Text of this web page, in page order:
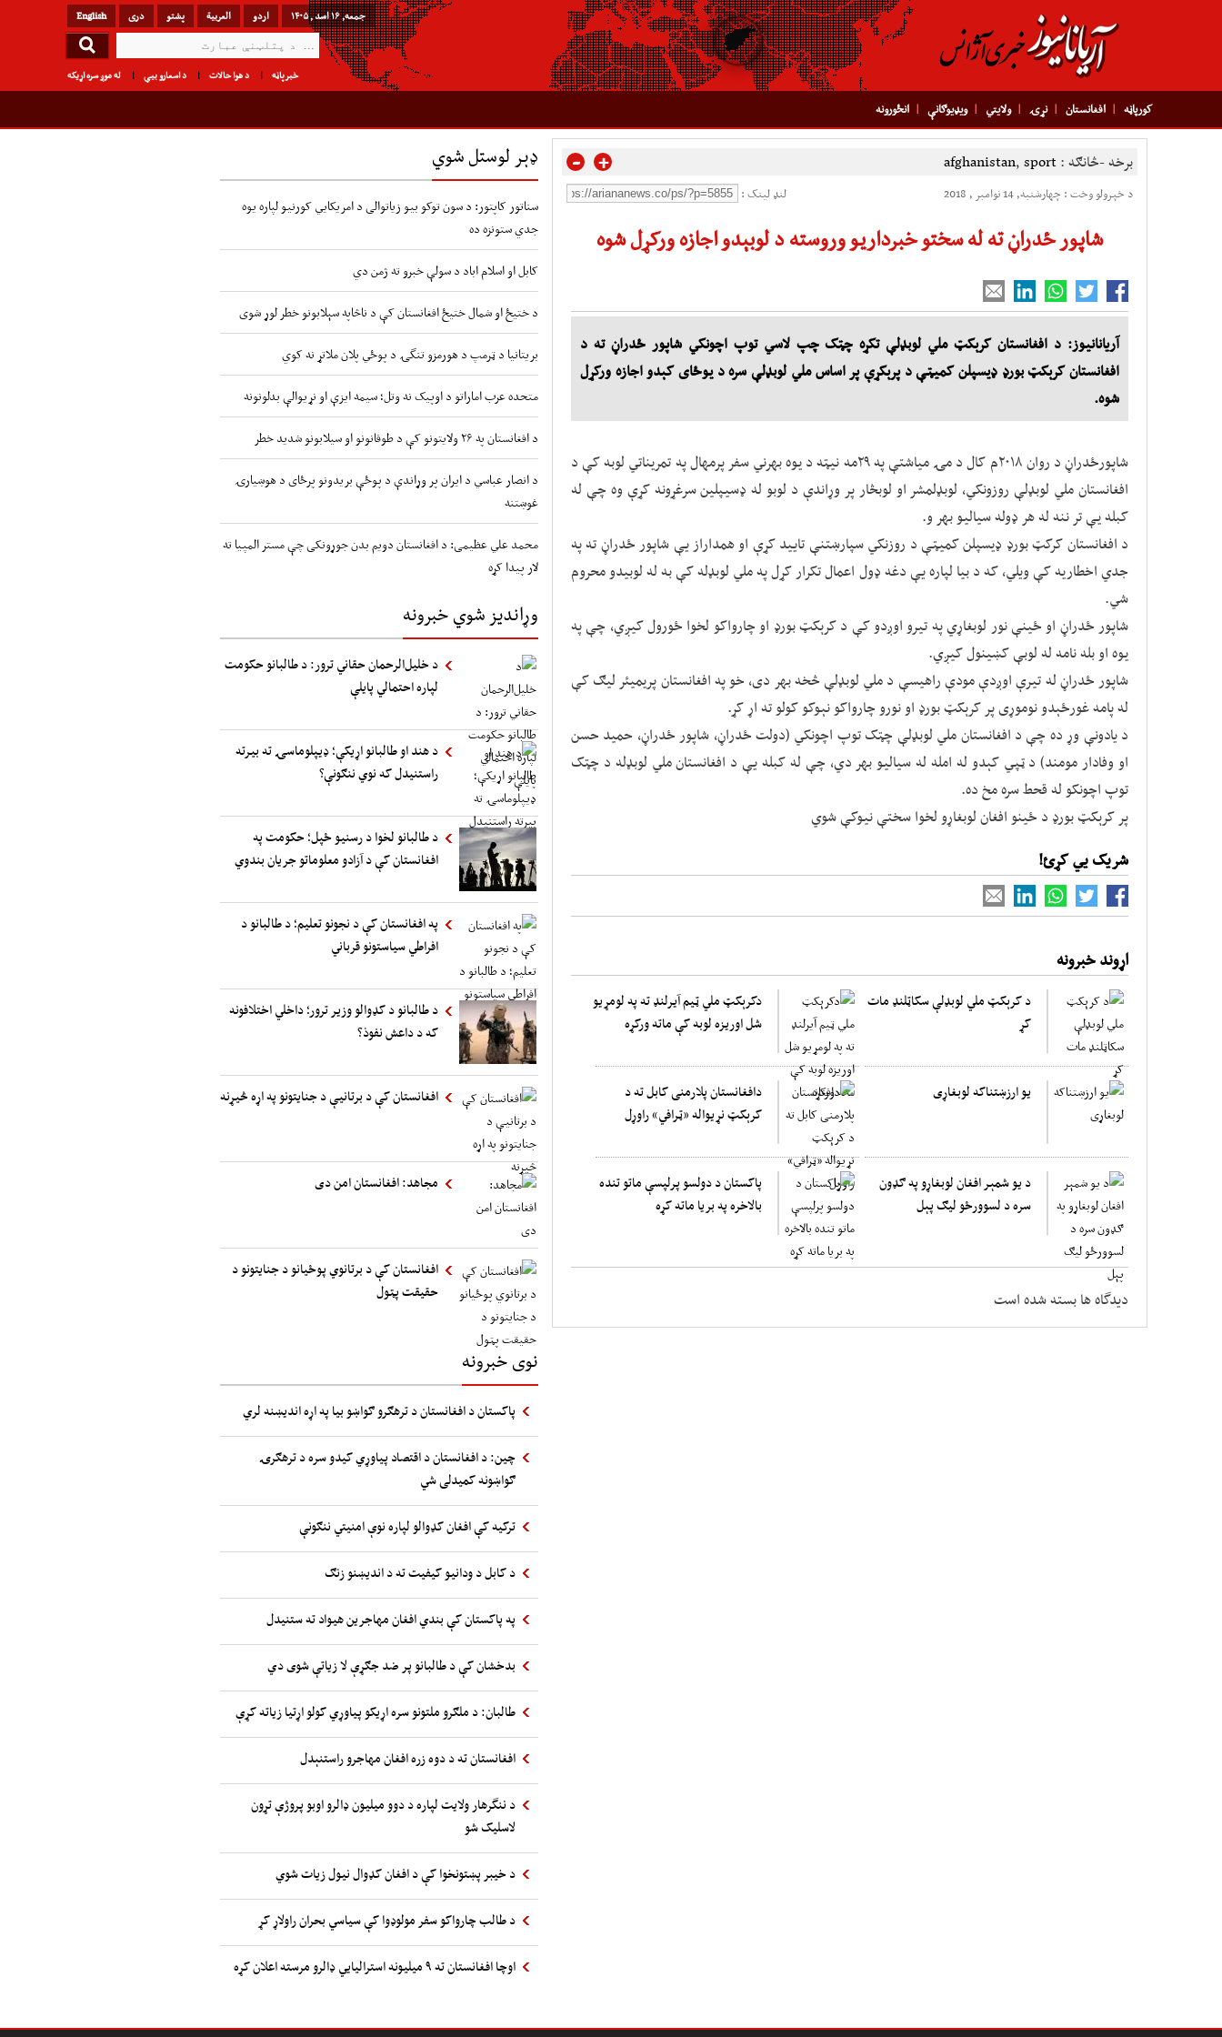
English دری پشتو العربیة اردو جمعه, ۱۶ اسد , ۱۴۰۵
له موږ سره اړیکه د اسعارو بیې د هوا حالات خبرپاڼه
کورپاڼه افغانستان نړۍ ولایتي ویډیوګانې انځورونه
برخه -څانګه : afghanistan, sport
- +
د خپرولو وخت : چهارشنبه, 14 نوامبر , 2018 لنډ لینک :
شاپور ځدراڼ ته له سختو خبرداريو وروسته د لوبېدو اجازه ورکړل شوه
آریانانیوز: د افغانستان کرېکټ ملي لوبډلې تکړه چټک چپ لاسي توپ اچونکي شاپور ځدراڼ ته د
افغانستان کرېکټ بورډ ډيسپلن کميټې د پرېکړې پر اساس ملي لوبډلې سره د يوځای کېدو اجازه ورکړل
شوه.
شاپورځدراڼ د روان ۲۰۱۸م کال د مۍ مياشتې په ۲۹مه نيټه د يوه بهرني سفر پرمهال په تمريناتي لوبه کې د
افغانستان ملي لوبډلې روزونکي، لوبډلمشر او لوبڅار پر وړاندې د لوبو له ډسيپلين سرغړونه کړې وه چې له
کبله يې تر ننه له هر ډوله سياليو بهر و.
د افغانستان کرکټ بورډ ډيسپلن کميټې د روزنکي سپارښتنې تایید کړې او همداراز یې شاپور ځدراڼ ته په
جدي اخطاريه کې ویلي، که د بيا لپاره یې دغه ډول اعمال تکرار کړل په ملي لوبډله کې به له لوبيدو محروم
شي.
شاپور ځدراڼ او ځینې نور لوبغاړي په تیرو اوږدو کې د کرېکټ بورډ او چارواکو لخوا ځورول کيږي، چې په
يوه او بله نامه له لوبې کښینول کيږي.
شاپور ځدراڼ له تیرې اوږدې مودې راهيسې د ملي لوبډلې څخه بهر دی، خو په افغانستان پريميئر ليګ کې
له پامه غورځېدو نوموړی پر کرېکټ بورډ او نورو چارواکو نېوکو کولو ته اړ کړ.
د یادونې وړ ده چې د افغانستان ملي لوبډلې چټک توپ اچونکي (دولت ځدراڼ، شاپور ځدراڼ، حمید حسن
او وفادار مومند) د ټپي کېدو له امله له سیالیو بهر دي، چې له کبله یې د افغانستان ملي لوبډله د چټک
توپ اچونکو له قحط سره مخ ده.
پر کرېکټ بورډ د ځینو افغان لوبغاړو لخوا سختې نیوکې شوي
شریک یي کړئ!
اړوند خبرونه
د کرېکټ ملي لوبډلې سکاټلنډ مات
کړ
دکرېکټ ملي ټیم آیرلنډ ته په لومړیو
شل اوریزه لوبه کې ماته ورکړه
یو ارزښتناکه لوبغاړی
دافغانستان پلارمنی کابل ته د
کرېکټ نړیواله «ټرافي» راوړل
د یو شمېر افغان لوبغاړو په ګډون
سره د لسوورځو لیګ پېل
پاکستان د دولسو پرلپسې ماتو تنده
بالاخره په بریا ماته کړه
دیدگاه ها بسته شده است
ډېر لوستل شوي
سناتور کاپتور: د سون توکو بیو زیاتوالی د امریکایي کورنیو لپاره یوه
جدي ستونزه ده
کابل او اسلام اباد د سولې خبرو ته ژمن دي
د ختیځ او شمال ختیځ افغانستان کې د ناڅاپه سېلابونو خطر لوړ شوی
بریتانیا د ټرمپ د هورمزو تنگۍ د پوځي پلان ملاتړ نه کوي
متحده عرب اماراتو د اوپیک نه وتل؛ سیمه ایزې او نړیوالې بدلونونه
د افغانستان په ۲۶ ولایتونو کې د طوفانونو او سیلابونو شدید خطر
د انصار عباسي د ایران پر وړاندې د پوځې بریدونو پرځای د هوښیارۍ
غوښتنه
محمد علي عظیمی: د افغانستان دویم بدن جوړونکی چې مستر المپیا ته
لار پیدا کړه
وړاندیز شوي خبرونه
د خلیل‌الرحمان حقاني ترور: د طالبانو حکومت
لپاره احتمالي پایلې
د هند او طالبانو اړیکې؛ ډیپلوماسۍ ته بیرته
راستنیدل که نوي ننګونې؟
د طالبانو لخوا د رسنیو ځپل؛ حکومت په
افغانستان کې د آزادو معلوماتو جریان بندوي
په افغانستان کې د نجونو تعلیم؛ د طالبانو د
افراطي سیاستونو قرباني
د طالبانو د کډوالو وزیر ترور؛ داخلي اختلافونه
که د داعش نفوذ؟
افغانستان کې د برتانیې د جنایتونو په اړه څیړنه
مجاهد: افغانستان امن دی
افغانستان کې د برتانوي پوځیانو د جنایتونو د
حقیقت پټول
نوی خبرونه
پاکستان د افغانستان د ترهګرو ګواښو بیا په اړه اندیښنه لري
چین: د افغانستان د اقتصاد پیاوړي کیدو سره د ترهګرۍ
ګواښونه کمیدلی شي
ترکیه کې افغان کډوالو لپاره نوې امنیتي ننګونې
د کابل د ودانیو کیفیت ته د اندیښنو زنګ
په پاکستان کې بندي افغان مهاجرین هیواد ته ستنیدل
بدخشان کې د طالبانو پر ضد جګړې لا زیاتې شوی دي
طالبان: د ملګرو ملتونو سره اړیکو پیاوړي کولو اړتیا زیاته کړې
افغانستان ته د دوه زره افغان مهاجرو راستنېدل
د ننگرهار ولایت لپاره د دوو میلیون ډالرو اوبو پروژې تړون
لاسلیک شو
د خیبر پښتونخوا کې د افغان کډوال نیول زیات شوي
د طالب چارواکو سفر مولوډوا کې سیاسي بحران راولاړ کړ
اوچا افغانستان ته ۹ میلیونه استرالیایي ډالرو مرسته اعلان کړه